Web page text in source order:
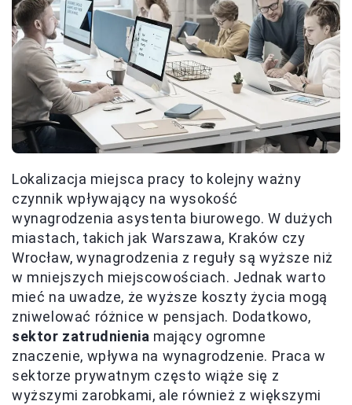
Lokalizacja miejsca pracy to kolejny ważny
czynnik wpływający na wysokość
wynagrodzenia asystenta biurowego. W dużych
miastach, takich jak Warszawa, Kraków czy
Wrocław, wynagrodzenia z reguły są wyższe niż
w mniejszych miejscowościach. Jednak warto
mieć na uwadze, że wyższe koszty życia mogą
zniwelować różnice w pensjach. Dodatkowo,
sektor zatrudnienia mający ogromne
znaczenie, wpływa na wynagrodzenie. Praca w
sektorze prywatnym często wiąże się z
wyższymi zarobkami, ale również z większymi